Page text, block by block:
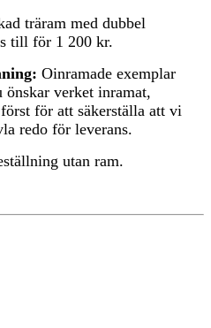
träram med dubbel
till för 1 200 kr.
Oinramade exemplar
verket inramat,
för att säkerställa att vi
redo för leverans.
utan ram.